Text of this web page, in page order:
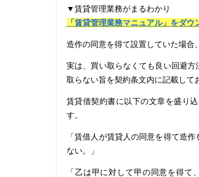
▼賃貸管理業務がまるわかり
「賃貸管理業務マニュアル」をダウ
造作の同意を得て設置していた場合
実は、買い取らなくても良い回避
取らない旨を契約条文内に記載して
賃貸借契約書に以下の文章を盛り
す。
「賃借人が賃貸人の同意を得て造
ない。」
「乙は甲に対して甲の同意を得